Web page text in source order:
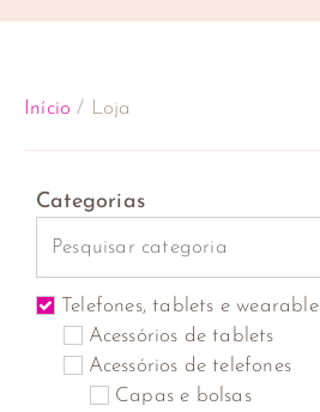
Início / Loja
Categorias
Telefones, tablets e
Acessórios de tablets
Acessórios de telefones
Capas e bolsas